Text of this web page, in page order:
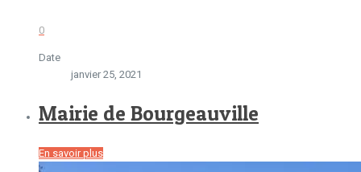
0
Date
janvier 25, 2021
Mairie de Bourgeauville
En savoir plus